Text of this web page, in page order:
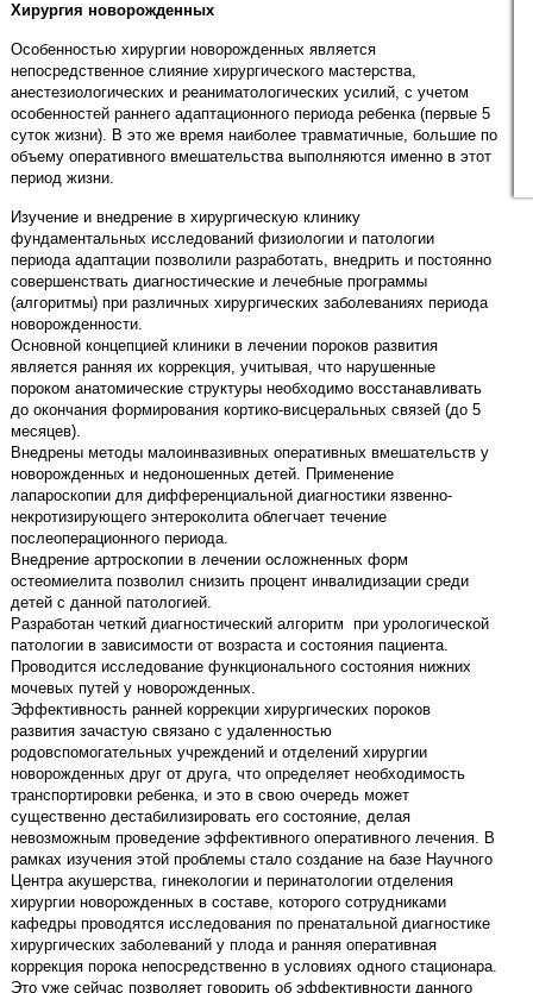
Хирургия новорожденных
Особенностью хирургии новорожденных является
непосредственное слияние хирургического мастерства,
анестезиологических и реаниматологических усилий, с учетом
особенностей раннего адаптационного периода ребенка (первые 5
суток жизни). В это же время наиболее травматичные, большие по
объему оперативного вмешательства выполняются именно в этот
период жизни.
Изучение и внедрение в хирургическую клинику
фундаментальных исследований физиологии и патологии
периода адаптации позволили разработать, внедрить и постоянно
совершенствать диагностические и лечебные программы
(алгоритмы) при различных хирургических заболеваниях периода
новорожденности.
Основной концепцией клиники в лечении пороков развития
является ранняя их коррекция, учитывая, что нарушенные
пороком анатомические структуры необходимо восстанавливать
до окончания формирования кортико-висцеральных связей (до 5
месяцев).
Внедрены методы малоинвазивных оперативных вмешательств у
новорожденных и недоношенных детей. Применение
лапароскопии для дифференциальной диагностики язвенно-
некротизирующего энтероколита облегчает течение
послеоперационного периода.
Внедрение артроскопии в лечении осложненных форм
остеомиелита позволил снизить процент инвалидизации среди
детей с данной патологией.
Разработан четкий диагностический алгоритм при урологической
патологии в зависимости от возраста и состояния пациента.
Проводится исследование функционального состояния нижних
мочевых путей у новорожденных.
Эффективность ранней коррекции хирургических пороков
развития зачастую связано с удаленностью
родовспомогательных учреждений и отделений хирургии
новорожденных друг от друга, что определяет необходимость
транспортировки ребенка, и это в свою очередь может
существенно дестабилизировать его состояние, делая
невозможным проведение эффективного оперативного лечения. В
рамках изучения этой проблемы стало создание на базе Научного
Центра акушерства, гинекологии и перинатологии отделения
хирургии новорожденных в составе, которого сотрудниками
кафедры проводятся исследования по пренатальной диагностике
хирургических заболеваний у плода и ранняя оперативная
коррекция порока непосредственно в условиях одного стационара.
Это уже сейчас позволяет говорить об эффективности данного